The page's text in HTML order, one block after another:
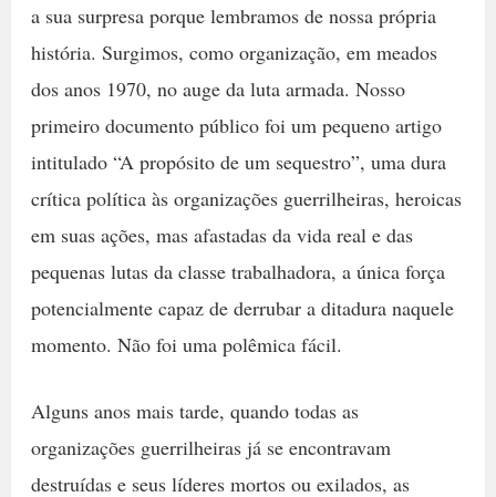
a sua surpresa porque lembramos de nossa própria
história. Surgimos, como organização, em meados
dos anos 1970, no auge da luta armada. Nosso
primeiro documento público foi um pequeno artigo
intitulado “A propósito de um sequestro”, uma dura
crítica política às organizações guerrilheiras, heroicas
em suas ações, mas afastadas da vida real e das
pequenas lutas da classe trabalhadora, a única força
potencialmente capaz de derrubar a ditadura naquele
momento. Não foi uma polêmica fácil.
Alguns anos mais tarde, quando todas as
organizações guerrilheiras já se encontravam
destruídas e seus líderes mortos ou exilados, as